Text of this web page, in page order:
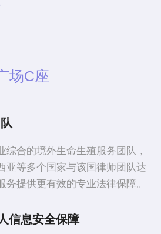
场C座
综合的境外生命生殖服务团队，
亚等多个国家与该国律师团队达
务提供更有效的专业法律保障。
信息安全保障